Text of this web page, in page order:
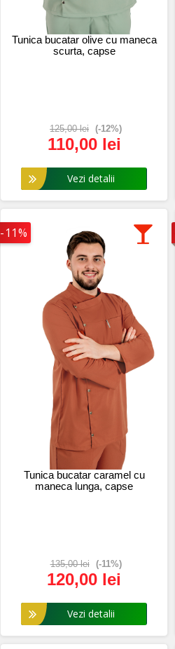
Tunica bucatar olive cu maneca
scurta, capse
125,00 lei (-12%)
110,00 lei
Vezi detalii
-11%
Tunica bucatar caramel cu
maneca lunga, capse
135,00 lei (-11%)
120,00 lei
Vezi detalii